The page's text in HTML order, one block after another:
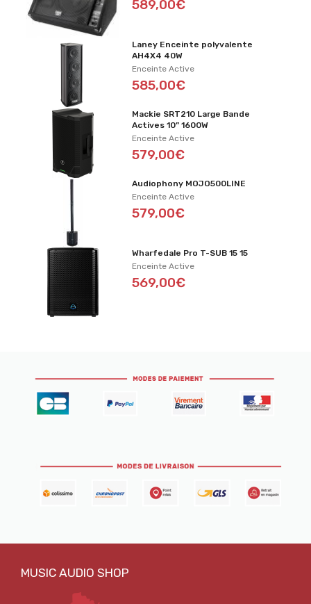
589,00€
Laney Enceinte polyvalente
AH4X4 40W
Enceinte Active
585,00€
Mackie SRT210 Large Bande
Actives 10” 1600W
Enceinte Active
579,00€
Audiophony MOJO500LINE
Enceinte Active
579,00€
Wharfedale Pro T-SUB 15 15
Enceinte Active
569,00€